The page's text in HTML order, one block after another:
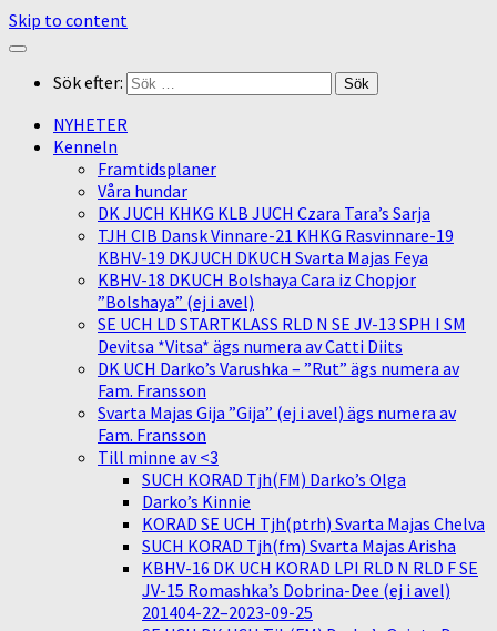
Skip to content
Sök efter:
NYHETER
Kenneln
Framtidsplaner
Våra hundar
DK JUCH KHKG KLB JUCH Czara Tara’s Sarja
TJH CIB Dansk Vinnare-21 KHKG Rasvinnare-19
KBHV-19 DKJUCH DKUCH Svarta Majas Feya
KBHV-18 DKUCH Bolshaya Cara iz Chopjor
”Bolshaya” (ej i avel)
SE UCH LD STARTKLASS RLD N SE JV-13 SPH I SM
Devitsa *Vitsa* ägs numera av Catti Diits
DK UCH Darko’s Varushka – ”Rut” ägs numera av
Fam. Fransson
Svarta Majas Gija ”Gija” (ej i avel) ägs numera av
Fam. Fransson
Till minne av <3
SUCH KORAD Tjh(FM) Darko’s Olga
Darko’s Kinnie
KORAD SE UCH Tjh(ptrh) Svarta Majas Chelva
SUCH KORAD Tjh(fm) Svarta Majas Arisha
KBHV-16 DK UCH KORAD LPI RLD N RLD F SE
JV-15 Romashka’s Dobrina-Dee (ej i avel)
201404-22–2023-09-25